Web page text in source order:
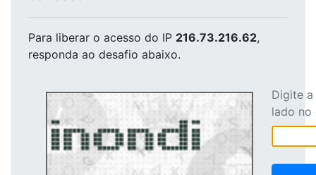
Para liberar o acesso do IP 216.73.216.62,
responda ao desafio abaixo.
Digite
lado no